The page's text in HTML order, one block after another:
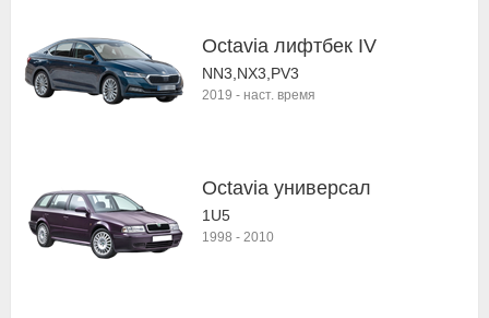
Octavia лифтбек IV
NN3,NX3,PV3
2019 - наст. время
Octavia универсал
1U5
1998 - 2010